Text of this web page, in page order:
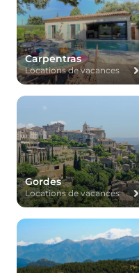
Carpentras
Locations de vacances
Gordes
Locations de vacances